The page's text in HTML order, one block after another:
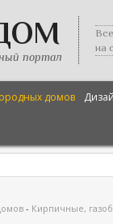
портал
на
домов
- Кирпичные,